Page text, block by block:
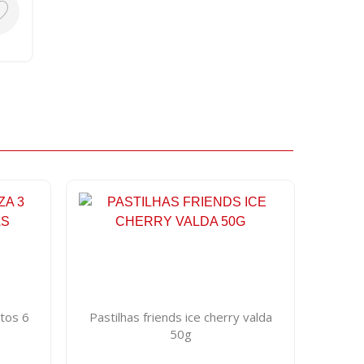
6
Pastilhas friends ice cherry valda
50g